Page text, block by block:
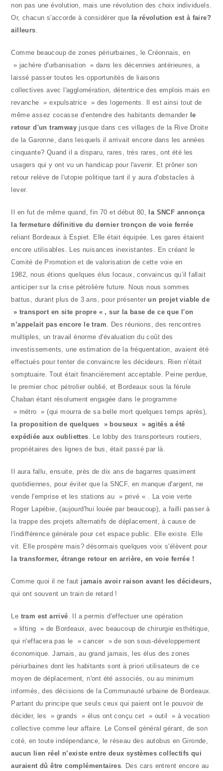
non pas une évolution, mais une révolution des choix individuels.
Or, chacun s'accorde à considérer que la révolution est à faire?
ailleurs.
Comme beaucoup de zones périurbaines, le Créonnais, en
» jachère d'urbanisation » dans les décennies antérieures, a
laissé passer toutes les opportunités de liaisons
collectives avec l'agglomération, détentrice des emplois mais en
revanche » expulsatrice » des logements. Il est ainsi tout de
même assez cocasse d'entendre des habitants demander le
retour d'un tramway jusque dans ces villages de la Rive Droite
de la Garonne, dans lesquels il arrivait encore dans les années
cinquante? Quand il a disparu, rares, très rares, ont été les
usagers qui y ont vu un handicap pour l'avenir. Et prôner son
retour relève de l'utopie politique tant il y aura d'obstacles à
lever.
Il en fut de même quand, fin 70 et début 80,
la SNCF annonça
la fermeture définitive du dernier tronçon de voie ferrée
reliant Bordeaux à Espiet. Elle était équipée. Les gares étaient
encore utilisables. Les nuisances inexistantes. En créant le
Comité de Promotion et de valorisation de cette voie en
1982, nous étions quelques élus locaux, convaincus qu’il fallait
anticiper sur la crise pétrolière future. Nous nous sommes
battus, durant plus de 3 ans, pour présenterun projet viable de
» transport en site propre « , sur la base de ce que l'on
n’appelait pas encore le tram. Des réunions, des rencontres
multiples, un travail énorme d'évaluation du coût des
investissements, une estimation de la fréquentation, avaient été
effectués pour tenter de convaincre les décideurs. Rien n'était
somptuaire. Tout était financièrement acceptable. Peine perdue,
le premier choc pétrolier oublié, et Bordeaux sous la férule
Chaban étant résolument engagée dans le programme
» métro » (qui mourra de sa belle mort quelques temps après),
la proposition de quelques » bouseux » agités a été
expédiée aux oubliettes. Le lobby des transporteurs routiers,
propriétaires des lignes de bus, était passé par là.
Il aura fallu, ensuite, près de dix ans de bagarres quasiment
quotidiennes, pour éviter que la SNCF, en manque d'argent, ne
vende l'emprise et les stations au » privé « . La voie verte
Roger Lapébie, (aujourd'hui louée par beaucoup), a failli passer à
la trappe des projets alternatifs de déplacement, à cause de
l'indifférence générale pour cet espace public. Elle existe. Elle
vit. Elle prospère mais? désormais quelques voix s'élèvent pour
la transformer, étrange retour en arrière, en voie ferrée !
Comme quoi il ne faut jamais avoir raison avant les décideurs,
qui ont souvent un train de retard !
Le tram est arrivé. Il a permis d'effectuer une opération
» lifting » de Bordeaux, avec beaucoup de chirurgie esthétique,
qui n'effacera pas le » cancer » de son sous-développement
économique. Jamais, au grand jamais, les élus des zones
périurbaines dont les habitants sont à priori utilisateurs de ce
moyen de déplacement, n'ont été associés, ou au minimum
informés, des décisions de la Communauté urbaine de Bordeaux.
Partant du principe que seuls ceux qui paient ont le pouvoir de
décider, les » grands » élus ont conçu cet » outil » à vocation
collective comme leur affaire. Le Conseil général gérant, de son
coté, en toute indépendance, le réseau des autobus en Gironde,
aucun lien réel n’existe entre deux systèmes collectifs qui
auraient dû être complémentaires. Des cars entrent encore au